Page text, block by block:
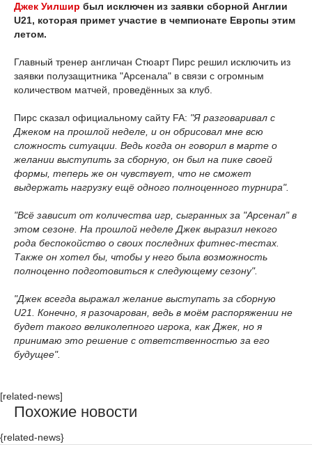
Джек Уилшир был исключен из заявки сборной Англии
U21, которая примет участие в чемпионате Европы этим
летом.
Главный тренер англичан Стюарт Пирс решил исключить из
заявки полузащитника "Арсенала" в связи с огромным
количеством матчей, проведённых за клуб.
Пирс сказал официальному сайту FA: "Я разговаривал с
Джеком на прошлой неделе, и он обрисовал мне всю
сложность ситуации. Ведь когда он говорил в марте о
желании выступить за сборную, он был на пике своей
формы, теперь же он чувствует, что не сможет
выдержать нагрузку ещё одного полноценного турнира".
"Всё зависит от количества игр, сыгранных за "Арсенал" в
этом сезоне. На прошлой неделе Джек выразил некого
рода беспокойство о своих последних фитнес-тестах.
Также он хотел бы, чтобы у него была возможность
полноценно подготовиться к следующему сезону".
"Джек всегда выражал желание выступать за сборную
U21. Конечно, я разочарован, ведь в моём распоряжении не
будет такого великолепного игрока, как Джек, но я
принимаю это решение с ответственностью за его
будущее".
[related-news]
Похожие новости
{related-news}